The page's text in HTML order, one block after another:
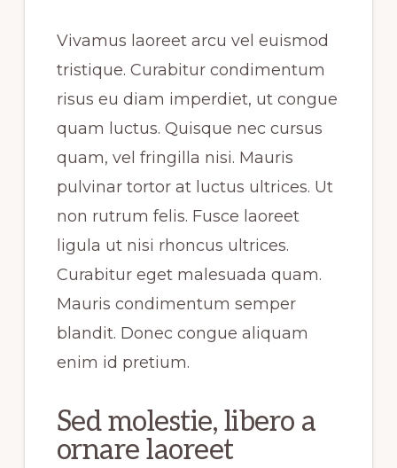
Vivamus laoreet arcu vel euismod
tristique. Curabitur condimentum
risus eu diam imperdiet, ut congue
quam luctus. Quisque nec cursus
quam, vel fringilla nisi. Mauris
pulvinar tortor at luctus ultrices. Ut
non rutrum felis. Fusce laoreet
ligula ut nisi rhoncus ultrices.
Curabitur eget malesuada quam.
Mauris condimentum semper
blandit. Donec congue aliquam
enim id pretium.
Sed molestie, libero a
ornare laoreet